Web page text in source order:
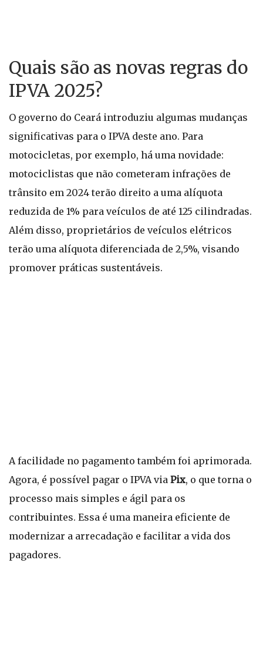
Quais são as novas regras do
IPVA 2025?
O governo do Ceará introduziu algumas mudanças
significativas para o IPVA deste ano. Para
motocicletas, por exemplo, há uma novidade:
motociclistas que não cometeram infrações de
trânsito em 2024 terão direito a uma alíquota
reduzida de 1% para veículos de até 125 cilindradas.
Além disso, proprietários de veículos elétricos
terão uma alíquota diferenciada de 2,5%, visando
promover práticas sustentáveis.
A facilidade no pagamento também foi aprimorada.
Agora, é possível pagar o IPVA via Pix, o que torna o
processo mais simples e ágil para os
contribuintes. Essa é uma maneira eficiente de
modernizar a arrecadação e facilitar a vida dos
pagadores.